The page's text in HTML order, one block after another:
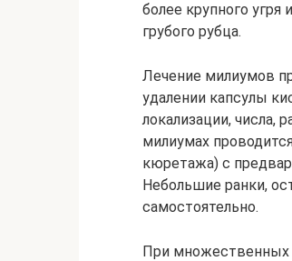
более крупного
грубого рубца.
Лечение милиумов
удалении капсулы
локализации, числа,
милиумах
кюретажа) с
Небольшие ранки,
самостоятельно.
При множественных